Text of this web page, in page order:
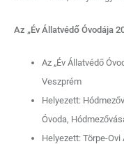
Az „Év Állatvédő Óvodája
Az „Év Állatvédő
Veszprém
Helyezett:
Óvoda,
Helyezett: Törpe-